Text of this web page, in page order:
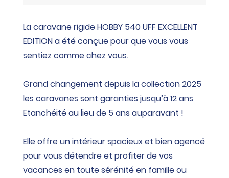
La caravane rigide HOBBY 540 UFF EXCELLENT
EDITION a été conçue pour que vous vous
sentiez comme chez vous.
Grand changement depuis la collection 2025
les caravanes sont garanties jusqu’à 12 ans
Etanchéité au lieu de 5 ans auparavant !
Elle offre un intérieur spacieux et bien agencé
pour vous détendre et profiter de vos
vacances en toute sérénité en famille ou